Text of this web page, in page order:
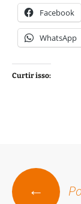
Facebook
WhatsApp
Curtir isso:
←